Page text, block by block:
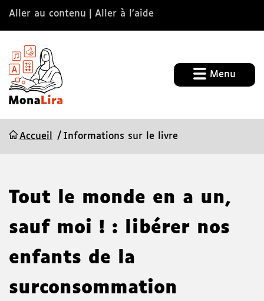
Aller au contenu Aller à l’aide
Menu
Accueil Informations sur le livre
Tout le monde en a un,
sauf moi ! : libérer nos
enfants de la
surconsommation